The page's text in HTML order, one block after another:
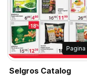
Pagina
Selgros Catalog